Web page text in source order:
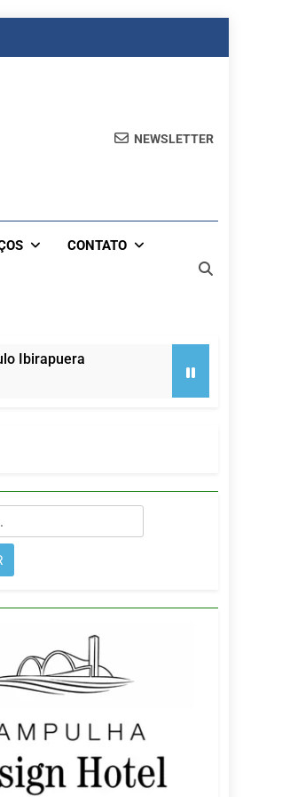
NEWSLETTER
CONTATO
Ibirapuera
infraestrutura